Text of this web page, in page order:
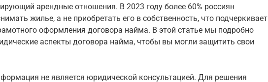
арендные отношения. В 2023 году более 60% россиян
жилье, а не приобретать его в собственность, что подчеркивает
оформления договора найма. В этой статье мы подробно
аспекты договора найма, чтобы вы могли защитить свои
не является юридической консультацией. Для решения